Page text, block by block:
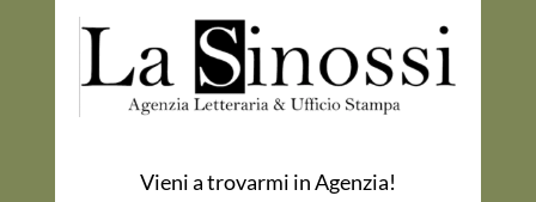
Vieni a trovarmi in Agenzia!